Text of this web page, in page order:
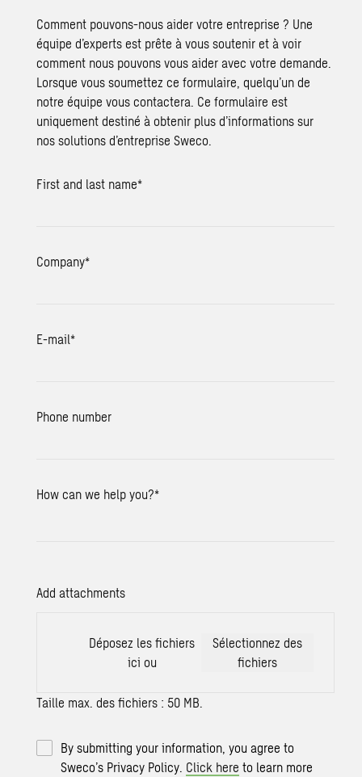
Comment pouvons-nous aider votre entreprise ? Une
équipe d’experts est prête à vous soutenir et à voir
comment nous pouvons vous aider avec votre demande.
Lorsque vous soumettez ce formulaire, quelqu’un de
notre équipe vous contactera. Ce formulaire est
uniquement destiné à obtenir plus d’informations sur
nos solutions d’entreprise Sweco.
First and last name*
Company*
E-mail*
Phone number
How can we help you?*
Add attachments
Déposez les fichiers
ici ou
Sélectionnez des
fichiers
Taille max. des fichiers : 50 MB.
By submitting your information, you agree to
Sweco’s Privacy Policy. Click here to learn more